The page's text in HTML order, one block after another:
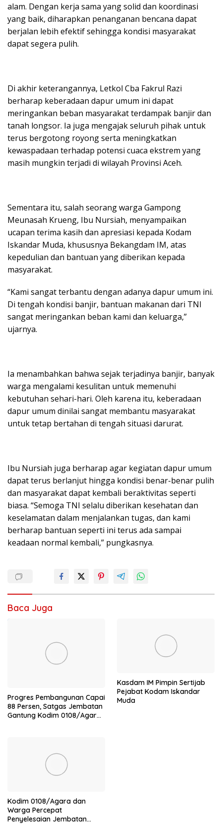
alam. Dengan kerja sama yang solid dan koordinasi
yang baik, diharapkan penanganan bencana dapat
berjalan lebih efektif sehingga kondisi masyarakat
dapat segera pulih.
Di akhir keterangannya, Letkol Cba Fakrul Razi
berharap keberadaan dapur umum ini dapat
meringankan beban masyarakat terdampak banjir dan
tanah longsor. Ia juga mengajak seluruh pihak untuk
terus bergotong royong serta meningkatkan
kewaspadaan terhadap potensi cuaca ekstrem yang
masih mungkin terjadi di wilayah Provinsi Aceh.
Sementara itu, salah seorang warga Gampong
Meunasah Krueng, Ibu Nursiah, menyampaikan
ucapan terima kasih dan apresiasi kepada Kodam
Iskandar Muda, khususnya Bekangdam IM, atas
kepedulian dan bantuan yang diberikan kepada
masyarakat.
“Kami sangat terbantu dengan adanya dapur umum ini.
Di tengah kondisi banjir, bantuan makanan dari TNI
sangat meringankan beban kami dan keluarga,”
ujarnya.
Ia menambahkan bahwa sejak terjadinya banjir, banyak
warga mengalami kesulitan untuk memenuhi
kebutuhan sehari-hari. Oleh karena itu, keberadaan
dapur umum dinilai sangat membantu masyarakat
untuk tetap bertahan di tengah situasi darurat.
Ibu Nursiah juga berharap agar kegiatan dapur umum
dapat terus berlanjut hingga kondisi benar-benar pulih
dan masyarakat dapat kembali beraktivitas seperti
biasa. “Semoga TNI selalu diberikan kesehatan dan
keselamatan dalam menjalankan tugas, dan kami
berharap bantuan seperti ini terus ada sampai
keadaan normal kembali,” pungkasnya.
Baca Juga
Progres Pembangunan Capai
88 Persen, Satgas Jembatan
Gantung Kodim 0108/Agara
Kasdam IM Pimpin Sertijab
Pejabat Kodam Iskandar
Muda
Kodim 0108/Agara dan
Warga Percepat
Penyelesaian Jembatan